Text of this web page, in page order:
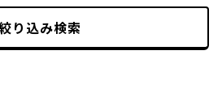
り込み検索